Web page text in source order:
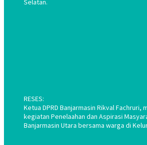
Selatan.
RESES:
Ketua DPRD Banjarmasin Rikval Fachruri,
kegiatan Penelaahan dan Aspirasi
Banjarmasin Utara bersama warga di